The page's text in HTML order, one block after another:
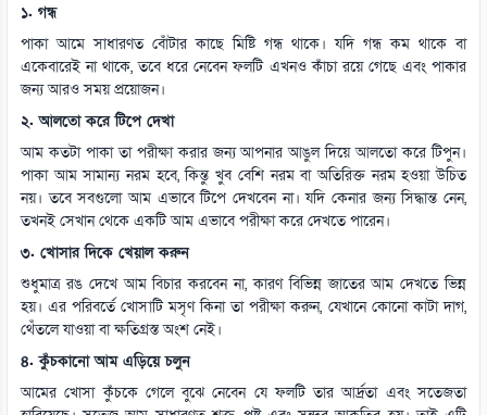
১. গন্ধ
পাকা আমে সাধারণত বোঁটার কাছে মিষ্টি গন্ধ থাকে। যদি গন্ধ কম থাকে বা
একেবারেই না থাকে, তবে ধরে নেবেন ফলটি এখনও কাঁচা রয়ে গেছে এবং পাকার
জন্য আরও সময় প্রয়োজন।
২. আলতো করে টিপে দেখা
আম কতটা পাকা তা পরীক্ষা করার জন্য আপনার আঙুল দিয়ে আলতো করে টিপুন।
পাকা আম সামান্য নরম হবে, কিন্তু খুব বেশি নরম বা অতিরিক্ত নরম হওয়া উচিত
নয়। তবে সবগুলো আম এভাবে টিপে দেখবেন না। যদি কেনার জন্য সিদ্ধান্ত নেন,
তখনই সেখান থেকে একটি আম এভাবে পরীক্ষা করে দেখতে পারেন।
৩. খোসার দিকে খেয়াল করুন
শুধুমাত্র রঙ দেখে আম বিচার করবেন না, কারণ বিভিন্ন জাতের আম দেখতে ভিন্ন
হয়। এর পরিবর্তে খোসাটি মসৃণ কিনা তা পরীক্ষা করুন, যেখানে কোনো কাটা দাগ,
থেঁতলে যাওয়া বা ক্ষতিগ্রস্ত অংশ নেই।
৪. কুঁচকানো আম এড়িয়ে চলুন
আমের খোসা কুঁচকে গেলে বুঝে নেবেন যে ফলটি তার আর্দ্রতা এবং সতেজতা